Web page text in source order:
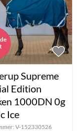
Supreme
Edition
1000DN 0g
Ice
V-152330526